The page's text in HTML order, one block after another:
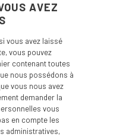
AVEZ
vous avez laissé
vous pouvez
contenant toutes
nous possédons à
vous nous avez
demander la
vous
en compte les
administratives,